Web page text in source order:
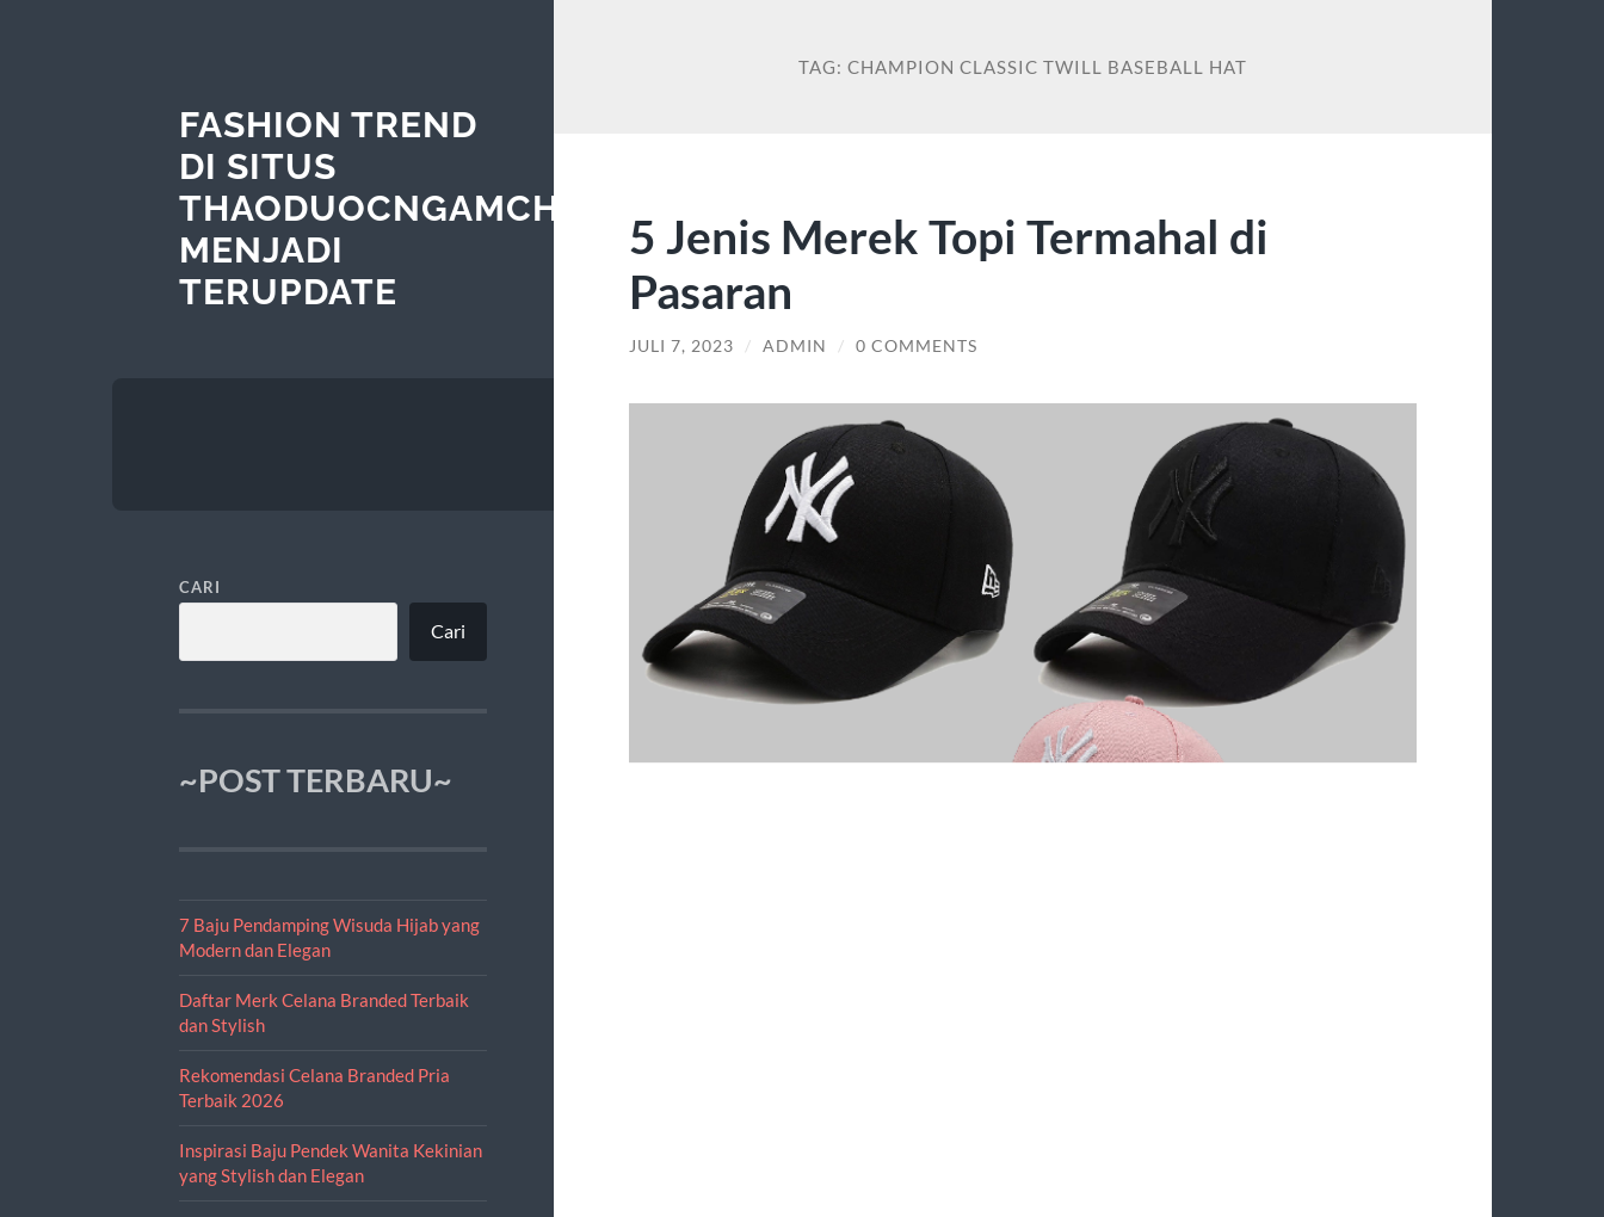
FASHION TREND
DI SITUS
THAODUOCNGAMCHAN
MENJADI
TERUPDATE
CARI
Cari
~POST TERBARU~
7 Baju Pendamping Wisuda Hijab yang
Modern dan Elegan
Daftar Merk Celana Branded Terbaik
dan Stylish
Rekomendasi Celana Branded Pria
Terbaik 2026
Inspirasi Baju Pendek Wanita Kekinian
yang Stylish dan Elegan
TAG: CHAMPION CLASSIC TWILL BASEBALL HAT
5 Jenis Merek Topi Termahal di
Pasaran
JULI 7, 2023 / ADMIN / 0 COMMENTS